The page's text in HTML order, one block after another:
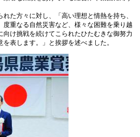
た方々に対し、「高い理想と情熱を持ち、
度重なる自然災害など、様々な困難を乗り越
向け挑戦を続けてこられたひたむきな御努力
表します。」と挨拶を述べました。